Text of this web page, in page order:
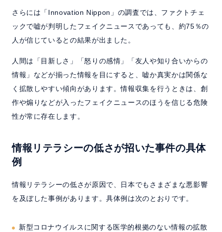
さらには「Innovation Nippon」の調査では、ファクトチェ
ックで嘘が判明したフェイクニュースであっても、約75％の
人が信じているとの結果が出ました。
人間は「目新しさ」「怒りの感情」「友人や知り合いからの
情報」などが揃った情報を目にすると、嘘か真実かは関係な
く拡散しやすい傾向があります。情報収集を行うときは、創
作や煽りなどが入ったフェイクニュースのほうを信じる危険
性が常に存在します。
情報リテラシーの低さが招いた事件の具体
例
情報リテラシーの低さが原因で、日本でもさまざまな悪影響
を及ぼした事例があります。具体例は次のとおりです。
新型コロナウイルスに関する医学的根拠のない情報の拡散